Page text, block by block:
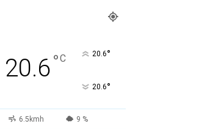
20.6°C 20.6°
20.6°
6.5kmh 9 %